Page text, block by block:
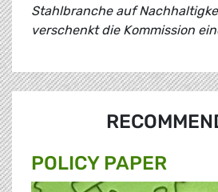
Stahlbranche auf
verschenkt die Kommission
POLICY PAPER